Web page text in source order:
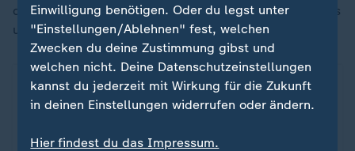
der Wissenschaftler zum Beispiel auf Öffnen des Mauls
und unruhiges Schlagen des Schweifs als Indizien.
Einwilligung benötigen. Oder du legst unter
"Einstellungen/Ablehnen" fest, welchen
Zwecken du deine Zustimmung gibst und
welchen nicht. Deine Datenschutzeinstellungen
kannst du jederzeit mit Wirkung für die Zukunft
in deinen Einstellungen widerrufen oder ändern.
Hier findest du das Impressum.